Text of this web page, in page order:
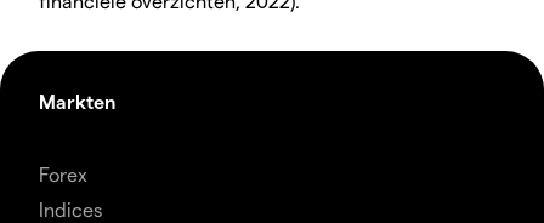
Markten
Forex
Indices